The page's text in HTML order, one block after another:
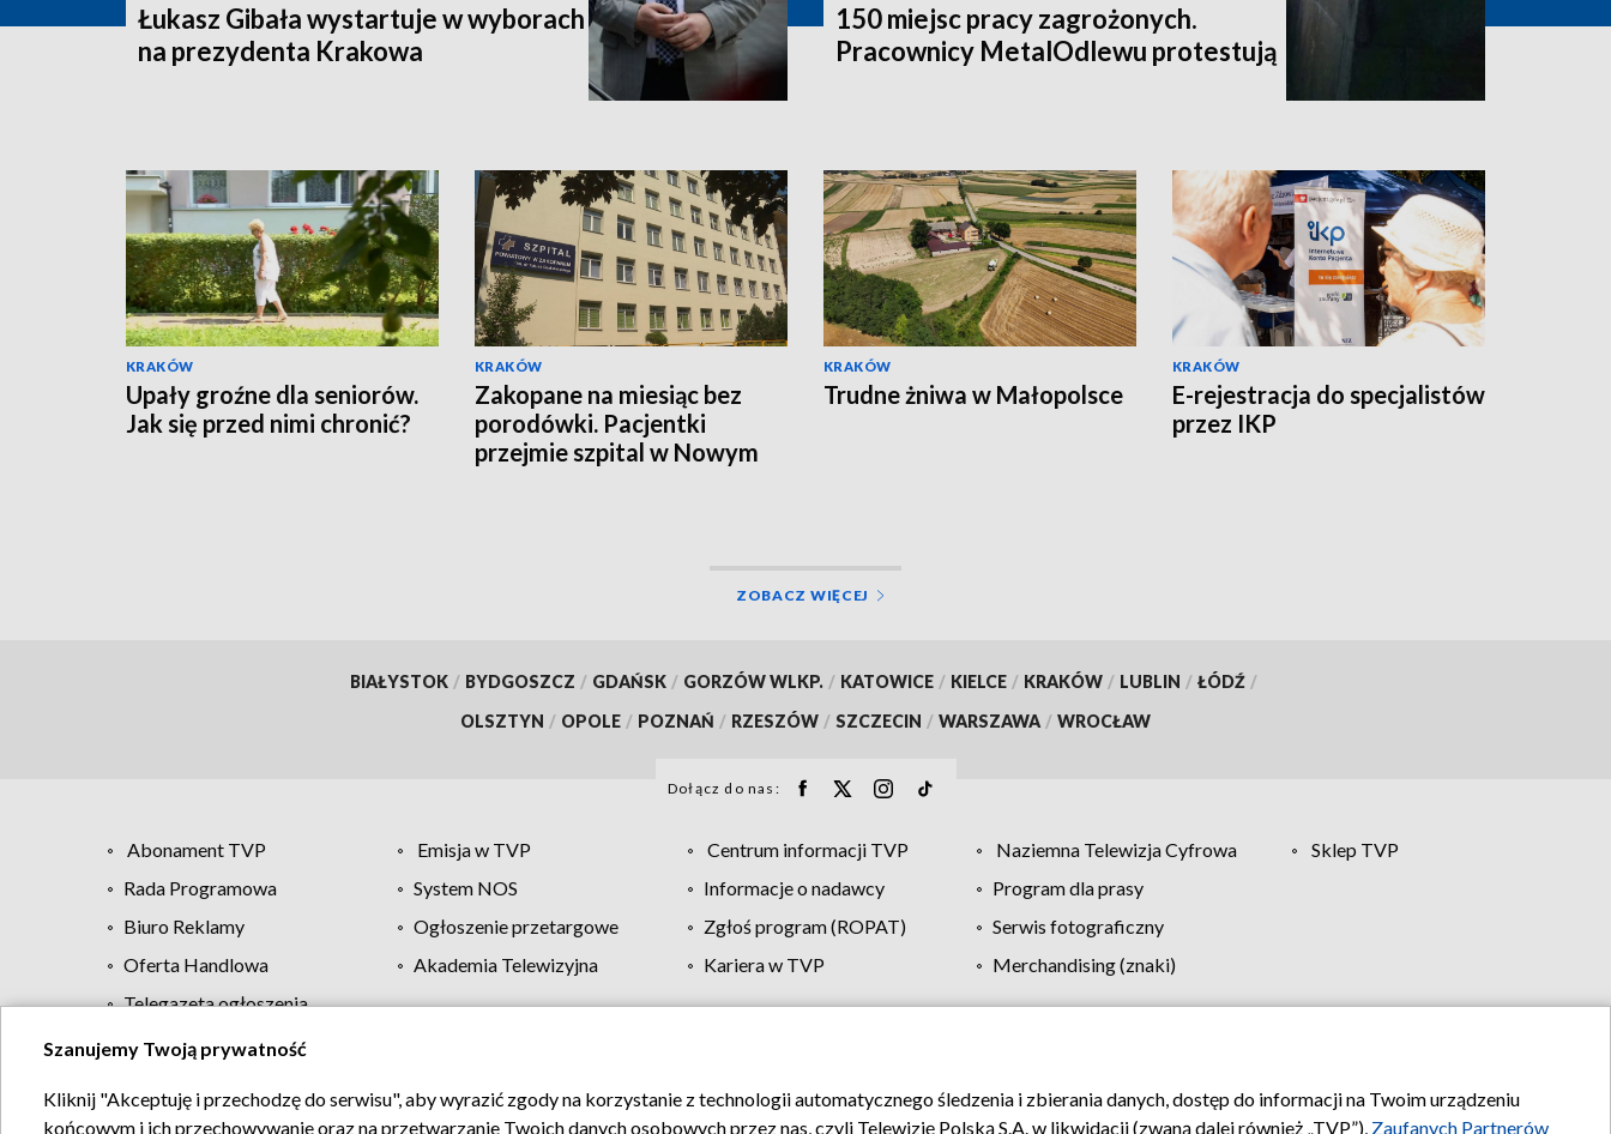
Łukasz Gibała wystartuje w wyborach
na prezydenta Krakowa
150 miejsc pracy zagrożonych.
Pracownicy MetalOdlewu protestują
KRAKÓW
Upały groźne dla seniorów.
Jak się przed nimi chronić?
KRAKÓW
Zakopane na miesiąc bez
porodówki. Pacjentki
przejmie szpital w Nowym
KRAKÓW
Trudne żniwa w Małopolsce
KRAKÓW
E-rejestracja do specjalistów
przez IKP
ZOBACZ WIĘCEJ
BIAŁYSTOK / BYDGOSZCZ / GDAŃSK / GORZÓW WLKP. / KATOWICE / KIELCE / KRAKÓW / LUBLIN / ŁÓDŹ /
OLSZTYN / OPOLE / POZNAŃ / RZESZÓW / SZCZECIN / WARSZAWA / WROCŁAW
Dołącz do nas:
Abonament TVP Emisja w TVP Centrum informacji TVP Naziemna Telewizja Cyfrowa
Sklep TVP
Rada Programowa
System NOS Informacje o nadawcy
Program dla prasy
Biuro Reklamy
Ogłoszenie przetargowe Zgłoś program (ROPAT)
Serwis fotograficzny
Oferta Handlowa
Akademia Telewizyjna Kariera w TVP
Merchandising (znaki)
Telegazeta ogłoszenia
Regulamin TVP Polityka prywatności Moje zgody Pomoc Biuro reklamy Kontakt
Szanujemy Twoją prywatność
Kliknij "Akceptuję i przechodzę do serwisu", aby wyrazić zgody na korzystanie z technologii automatycznego śledzenia i zbierania danych, dostęp do informacji na Twoim urządzeniu
końcowym i ich przechowywanie oraz na przetwarzanie Twoich danych osobowych przez nas, czyli Telewizję Polską S.A. w likwidacji (zwaną dalej również „TVP”), Zaufanych Partnerów